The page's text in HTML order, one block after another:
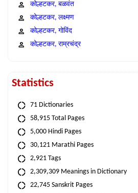
कोल्हटकर, बळवंत
कोल्हटकर, लक्ष्मण
कोल्हटकर, गोविंद
कोल्हटकर, राम्रचंद्र
Statistics
71 Dictionaries
58,915 Total Pages
5,000 Hindi Pages
30,121 Marathi Pages
2,921 Tags
2,309,309 Meanings in Dictionary
22,745 Sanskrit Pages